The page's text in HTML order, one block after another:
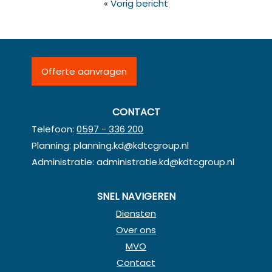
« Vorig bericht
Offerte aanvragen
CONTACT
Telefoon:0597 - 336 200
Planning:planning.kd@kdtcgroup.nl
Administratie:administratie.kd@kdtcgroup.nl
SNEL NAVIGEREN
Diensten
Over ons
MVO
Contact